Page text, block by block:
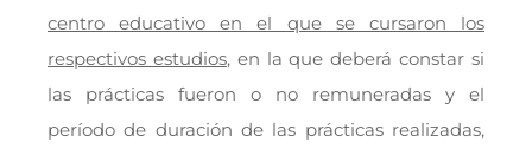
centro educativo en el que se cursaron los
respectivos estudios, en la que deberá constar si
las prácticas fueron o no remuneradas y el
período de duración de las prácticas realizadas,